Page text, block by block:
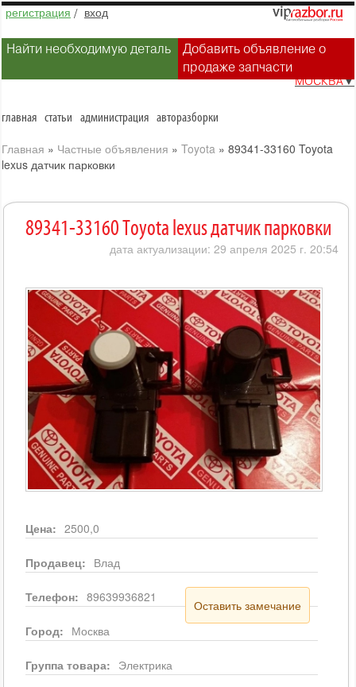
регистрация / вход
Найти необходимую деталь
Добавить объявление о
продаже запчасти
МОСКВА▼
главная статьи администрация авторазборки
Главная » Частные объявления » Toyota » 89341-33160 Toyota
lexus датчик парковки
89341-33160 Toyota lexus датчик парковки
дата актуализации: 29 апреля 2025 г. 20:54
Цена: 2500,0
Продавец: Влад
Телефон: 89639936821
Оставить замечание
Город: Москва
Группа товара: Электрика